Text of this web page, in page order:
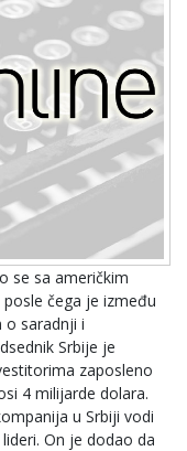
se sa američkim
čega je između
o saradnji i
Srbije je
zaposleno
4 milijarde dolara.
u Srbiji vodi
On je dodao da